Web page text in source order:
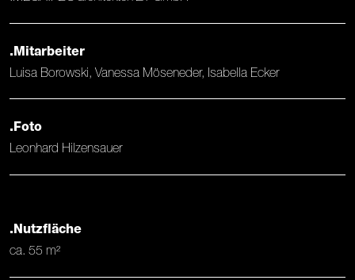
.Mitarbeiter
Luisa Borowski, Vanessa Möseneder, Isabella Ecker
.Foto
Leonhard Hilzensauer
.Nutzfläche
ca. 55 m²